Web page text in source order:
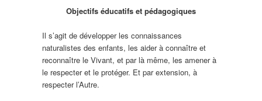
Objectifs éducatifs et pédagogiques
Il s’agit de développer les connaissances
naturalistes des enfants, les aider à connaître et
reconnaître le Vivant, et par là même, les amener à
le respecter et le protéger. Et par extension, à
respecter l’Autre.